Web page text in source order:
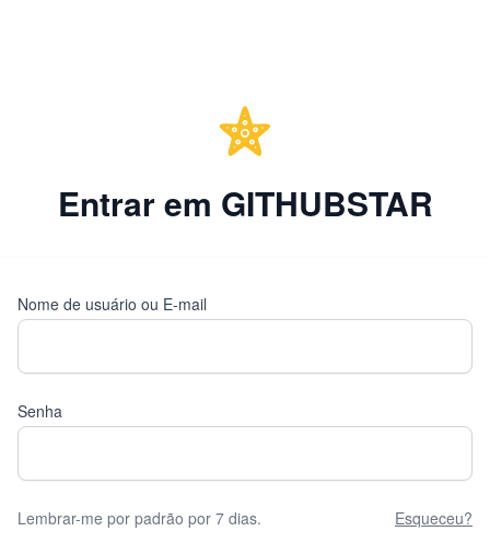
Entrar em GITHUBSTAR
Nome de usuário ou E-mail
Senha
Lembrar-me por padrão por 7 dias. Esqueceu?